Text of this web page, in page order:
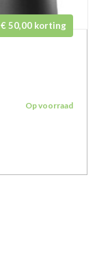
€ 50,00 korting
Op voorraad